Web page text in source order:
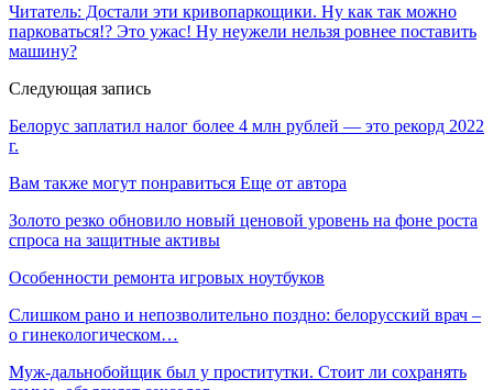
Читатель: Достали эти кривопаркощики. Ну как так можно
парковаться!? Это ужас! Ну неужели нельзя ровнее поставить
машину?
Следующая запись
Белорус заплатил налог более 4 млн рублей — это рекорд 2022
г.
Вам также могут понравиться Еще от автора
Золото резко обновило новый ценовой уровень на фоне роста
спроса на защитные активы
Особенности ремонта игровых ноутбуков
Слишком рано и непозволительно поздно: белорусский врач –
о гинекологическом…
Муж-дальнобойщик был у проститутки. Стоит ли сохранять